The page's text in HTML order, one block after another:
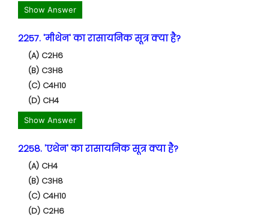
Show Answer
2257. 'मीथेन' का रासायनिक सूत्र क्या है?
(A) C2H6
(B) C3H8
(C) C4H10
(D) CH4
Show Answer
2258. 'एथेन' का रासायनिक सूत्र क्या है?
(A) CH4
(B) C3H8
(C) C4H10
(D) C2H6